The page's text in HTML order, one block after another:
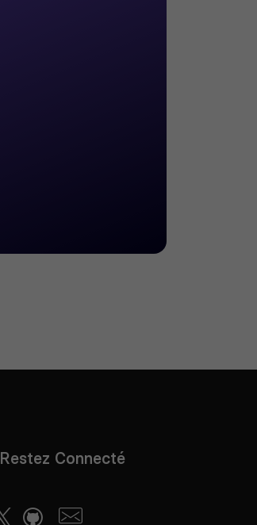
Restez Connecté